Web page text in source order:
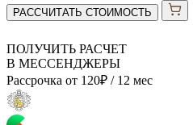
РАССЧИТАТЬ СТОИМОСТЬ
ПОЛУЧИТЬ РАСЧЕТ
В МЕССЕНДЖЕРЫ
Рассрочка от 120₽ / 12 мес